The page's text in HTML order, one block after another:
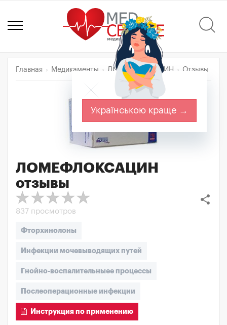
Главная Медикаменты ЛОМЕФЛОКСАЦИН Отзывы
ЛОМЕФЛОКСАЦИН
отзывы
share
837 просмотров
Фторхинолоны
Инфекции мочевыводящих путей
Гнойно-воспалительныее процессы
Послеоперационные инфекции
Инструкция по применению
Українською краще →